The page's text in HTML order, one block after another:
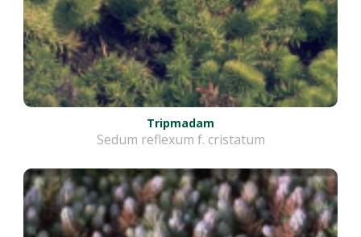
Tripmadam
Sedum reflexum f. cristatum